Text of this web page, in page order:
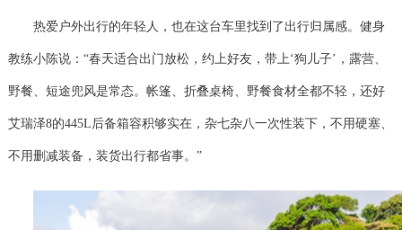
热爱户外出行的年轻人，也在这台车里找到了出行归属感。健身
教练小陈说：“春天适合出门放松，约上好友，带上‘狗儿子’，露营、
野餐、短途兜风是常态。帐篷、折叠桌椅、野餐食材全都不轻，还好
艾瑞泽8的445L后备箱容积够实在，杂七杂八一次性装下，不用硬塞、
不用删减装备，装货出行都省事。”